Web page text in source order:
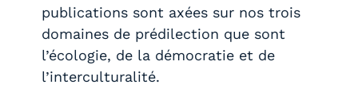
publications sont axées sur nos trois
domaines de prédilection que sont
l’écologie, de la démocratie et de
l’interculturalité.